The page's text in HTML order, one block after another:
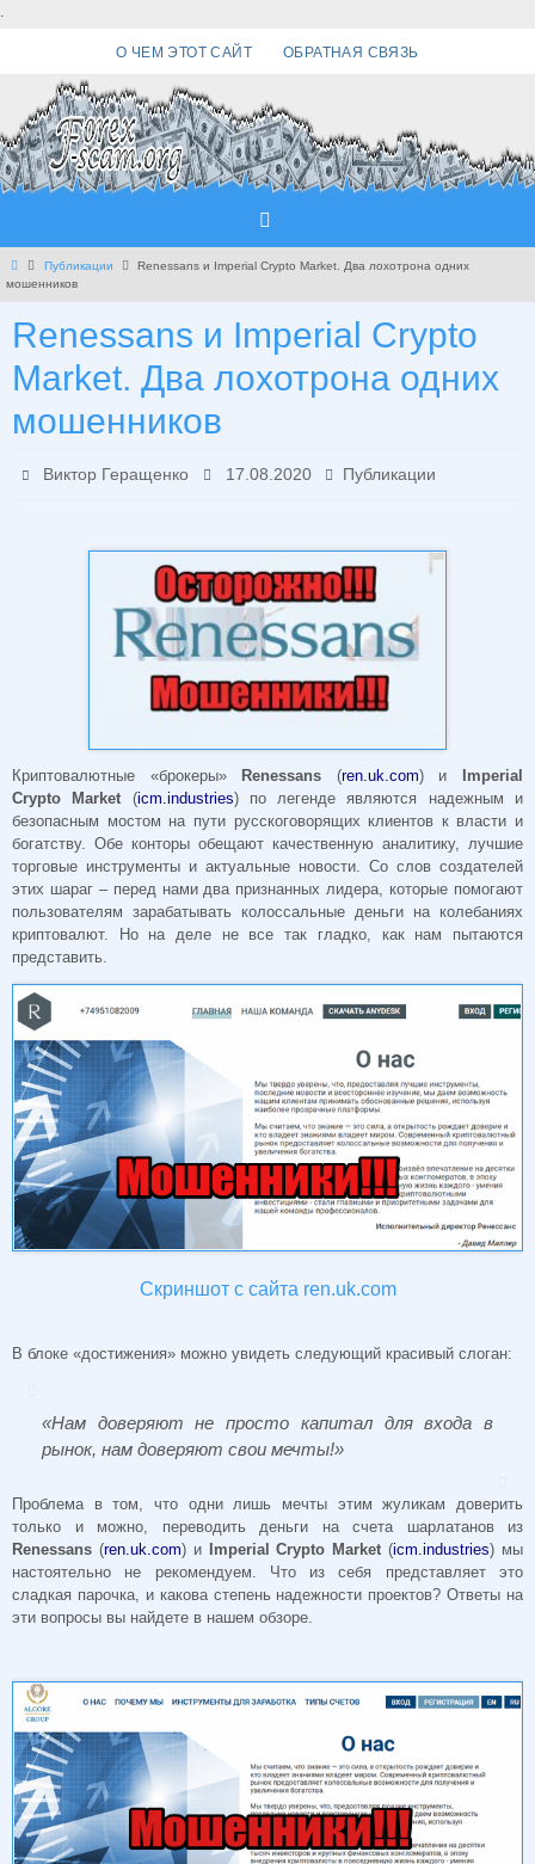
.
О ЧЕМ ЭТОТ САЙТ ОБРАТНАЯ СВЯЗЬ
Главная
Публикации
Renessans и Imperial Crypto Market. Два лохотрона одних
мошенников
Renessans и Imperial Crypto
Market. Два лохотрона одних
мошенников
Виктор Геращенко 17.08.2020 Публикации
Криптовалютные «брокеры» Renessans (ren.uk.com) и
Imperial
Crypto Market (icm.industries) по легенде являются надежным и
безопасным мостом на пути русскоговорящих клиентов к власти и
богатству. Обе конторы обещают качественную аналитику, лучшие
торговые инструменты и актуальные новости. Со слов создателей
этих шараг – перед нами два признанных лидера, которые помогают
пользователям зарабатывать колоссальные деньги на колебаниях
криптовалют. Но на деле не все так гладко, как нам пытаются
представить.
Скриншот с сайта ren.uk.com
В блоке «достижения» можно увидеть следующий красивый слоган:
«Нам доверяют не просто капитал для входа в
рынок, нам доверяют свои мечты!»
Проблема в том, что одни лишь мечты этим жуликам доверить
только и можно, переводить деньги на счета шарлатанов из
Renessans (ren.uk.com) и Imperial Crypto Market (icm.industries) мы
настоятельно не рекомендуем. Что из себя представляет это
сладкая парочка, и какова степень надежности проектов? Ответы на
эти вопросы вы найдете в нашем обзоре.